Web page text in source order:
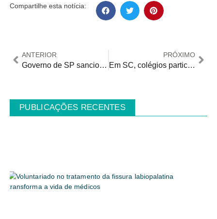
Compartilhe esta notícia:
ANTERIOR
Governo de SP sanciona lei que dá direito a avaliação individualizada a alunos com autismo
PRÓXIMO
Em SC, colégios particulares não podem recusar matrícula de crianças e adolescentes com deficiência
PUBLICAÇÕES RECENTES